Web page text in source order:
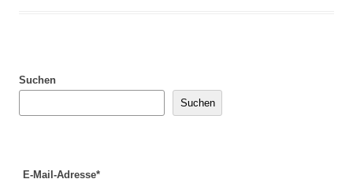
Suchen
Suchen
E-Mail-Adresse*